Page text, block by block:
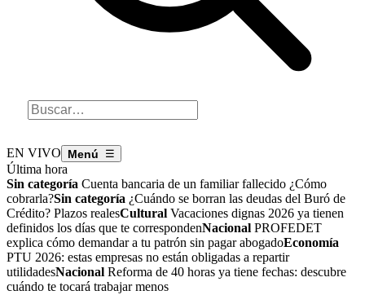
EN VIVO ☰
Última hora
Sin categoría Cuenta bancaria de un familiar fallecido ¿Cómo
cobrarla?Sin categoría ¿Cuándo se borran las deudas del Buró de
Crédito? Plazos realesCultural Vacaciones dignas 2026 ya tienen
definidos los días que te correspondenNacional PROFEDET
explica cómo demandar a tu patrón sin pagar abogadoEconomía
PTU 2026: estas empresas no están obligadas a repartir
utilidadesNacional Reforma de 40 horas ya tiene fechas: descubre
cuándo te tocará trabajar menos